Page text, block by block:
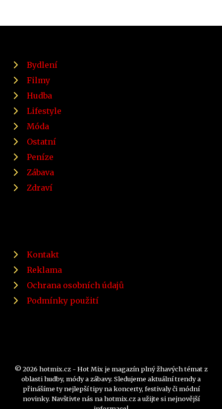
Bydlení
Filmy
Hudba
Lifestyle
Móda
Ostatní
Peníze
Zábava
Zdraví
Kontakt
Reklama
Ochrana osobních údajů
Podmínky použití
© 2026 hotmix.cz - Hot Mix je magazín plný žhavých témat z
oblasti hudby, módy a zábavy. Sledujeme aktuální trendy a
přinášíme ty nejlepší tipy na koncerty, festivaly či módní
novinky. Navštivte nás na hotmix.cz a užijte si nejnovější